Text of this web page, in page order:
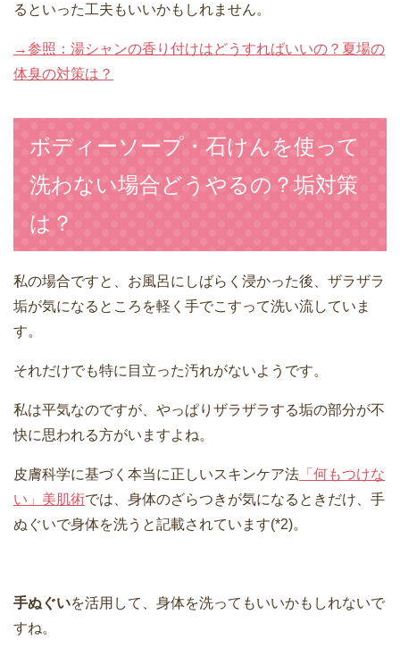
るといった工夫もいいかもしれません。
→参照：湯シャンの香り付けはどうすればいいの？夏場の
体臭の対策は？
ボディーソープ・石けんを使って
洗わない場合どうやるの？垢対策
は？
私の場合ですと、お風呂にしばらく浸かった後、ザラザラ
垢が気になるところを軽く手でこすって洗い流していま
す。
それだけでも特に目立った汚れがないようです。
私は平気なのですが、やっぱりザラザラする垢の部分が不
快に思われる方がいますよね。
皮膚科学に基づく本当に正しいスキンケア法 「何もつけな
い」美肌術では、身体のざらつきが気になるときだけ、手
ぬぐいで身体を洗うと記載されています(*2)。
手ぬぐいを活用して、身体を洗ってもいいかもしれないで
すね。